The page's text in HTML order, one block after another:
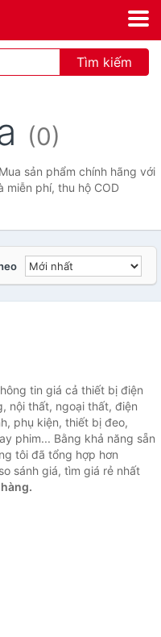
Tìm kiếm
(0)
sản phẩm chính hãng với
miễn phí, thu hộ COD
tin giá cả thiết bị điện
nội thất, ngoại thất, điện
phụ kiện, thiết bị đeo,
phim... Bằng khả năng sẵn
tôi đã tổng hợp hơn
sánh giá, tìm giá rẻ nhất